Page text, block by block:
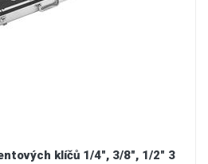
klíčů 1/4", 3/8", 1/2" 3